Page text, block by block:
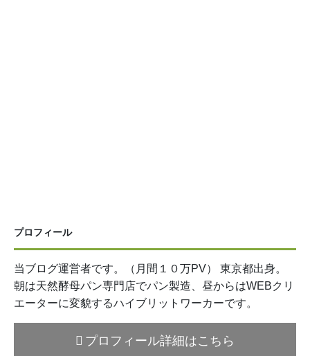
プロフィール
当ブログ運営者です。（月間１０万PV） 東京都出身。
朝は天然酵母パン専門店でパン製造、昼からはWEBクリ
エーターに変貌するハイブリットワーカーです。
プロフィール詳細はこちら